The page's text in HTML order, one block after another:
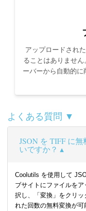
アップロードされ
ることはありませ
ーバーから自動的に
よくある質問 ▼
JSON を TIFF に
いですか？
Coolutils を使用して
ブサイトにファイルを
択し、「変換」をクリ
れた回数の無料変換が可